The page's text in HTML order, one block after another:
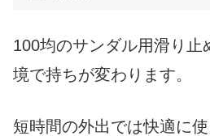
100均のサンダル用滑り止
境で持ちが変わります。
短時間の外出では快適に